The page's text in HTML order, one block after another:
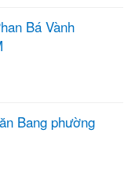
Bá Vành
Bang phường